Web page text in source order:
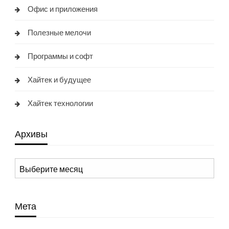
Офис и приложения
Полезные мелочи
Программы и софт
Хайтек и будущее
Хайтек технологии
Архивы
Архивы
Мета